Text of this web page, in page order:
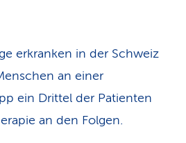
erkranken in der Schweiz
an einer
ein Drittel der Patienten
an den Folgen.